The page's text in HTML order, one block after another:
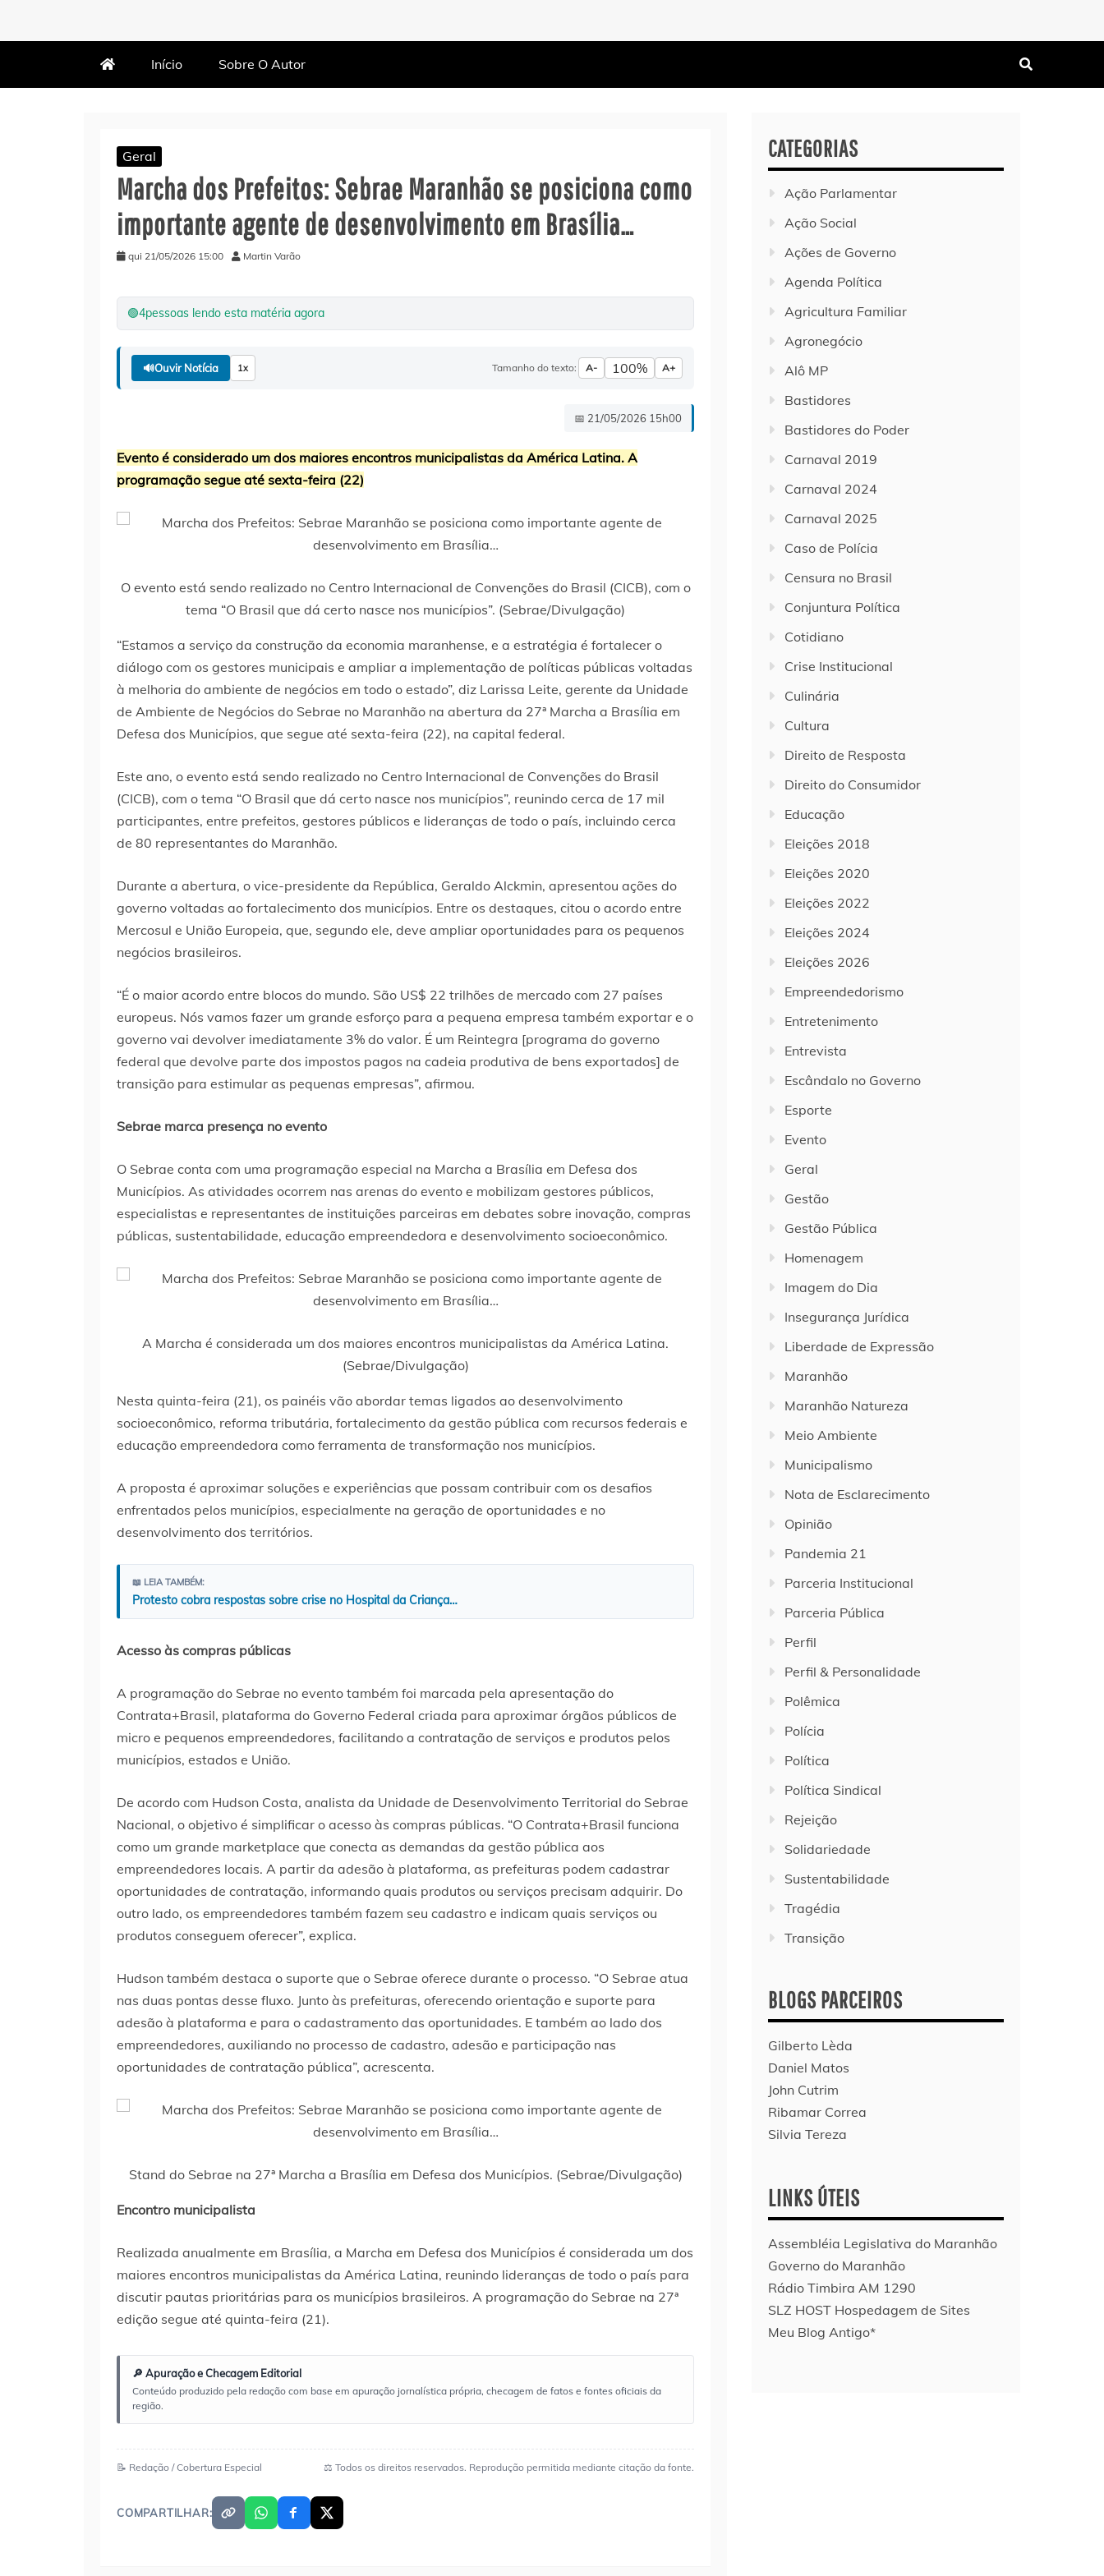
Início Sobre O Autor
Geral
Marcha dos Prefeitos: Sebrae Maranhão se posiciona como
importante agente de desenvolvimento em Brasília…
qui 21/05/2026 15:00 Martin Varão
🟢4pessoas lendo esta matéria agora
🔊Ouvir Notícia 1x Tamanho do texto: A- 100% A+
📅 21/05/2026 15h00
Evento é considerado um dos maiores encontros municipalistas da América Latina. A
programação segue até sexta-feira (22)
O evento está sendo realizado no Centro Internacional de Convenções do Brasil (CICB), com o
tema “O Brasil que dá certo nasce nos municípios”. (Sebrae/Divulgação)
“Estamos a serviço da construção da economia maranhense, e a estratégia é fortalecer o
diálogo com os gestores municipais e ampliar a implementação de políticas públicas voltadas
à melhoria do ambiente de negócios em todo o estado”, diz Larissa Leite, gerente da Unidade
de Ambiente de Negócios do Sebrae no Maranhão na abertura da 27ª Marcha a Brasília em
Defesa dos Municípios, que segue até sexta-feira (22), na capital federal.
Este ano, o evento está sendo realizado no Centro Internacional de Convenções do Brasil
(CICB), com o tema “O Brasil que dá certo nasce nos municípios”, reunindo cerca de 17 mil
participantes, entre prefeitos, gestores públicos e lideranças de todo o país, incluindo cerca
de 80 representantes do Maranhão.
Durante a abertura, o vice-presidente da República, Geraldo Alckmin, apresentou ações do
governo voltadas ao fortalecimento dos municípios. Entre os destaques, citou o acordo entre
Mercosul e União Europeia, que, segundo ele, deve ampliar oportunidades para os pequenos
negócios brasileiros.
“É o maior acordo entre blocos do mundo. São US$ 22 trilhões de mercado com 27 países
europeus. Nós vamos fazer um grande esforço para a pequena empresa também exportar e o
governo vai devolver imediatamente 3% do valor. É um Reintegra [programa do governo
federal que devolve parte dos impostos pagos na cadeia produtiva de bens exportados] de
transição para estimular as pequenas empresas”, afirmou.
Sebrae marca presença no evento
O Sebrae conta com uma programação especial na Marcha a Brasília em Defesa dos
Municípios. As atividades ocorrem nas arenas do evento e mobilizam gestores públicos,
especialistas e representantes de instituições parceiras em debates sobre inovação, compras
públicas, sustentabilidade, educação empreendedora e desenvolvimento socioeconômico.
A Marcha é considerada um dos maiores encontros municipalistas da América Latina.
(Sebrae/Divulgação)
Nesta quinta-feira (21), os painéis vão abordar temas ligados ao desenvolvimento
socioeconômico, reforma tributária, fortalecimento da gestão pública com recursos federais e
educação empreendedora como ferramenta de transformação nos municípios.
A proposta é aproximar soluções e experiências que possam contribuir com os desafios
enfrentados pelos municípios, especialmente na geração de oportunidades e no
desenvolvimento dos territórios.
📖 LEIA TAMBÉM:
Protesto cobra respostas sobre crise no Hospital da Criança…
Acesso às compras públicas
A programação do Sebrae no evento também foi marcada pela apresentação do
Contrata+Brasil, plataforma do Governo Federal criada para aproximar órgãos públicos de
micro e pequenos empreendedores, facilitando a contratação de serviços e produtos pelos
municípios, estados e União.
De acordo com Hudson Costa, analista da Unidade de Desenvolvimento Territorial do Sebrae
Nacional, o objetivo é simplificar o acesso às compras públicas. “O Contrata+Brasil funciona
como um grande marketplace que conecta as demandas da gestão pública aos
empreendedores locais. A partir da adesão à plataforma, as prefeituras podem cadastrar
oportunidades de contratação, informando quais produtos ou serviços precisam adquirir. Do
outro lado, os empreendedores também fazem seu cadastro e indicam quais serviços ou
produtos conseguem oferecer”, explica.
Hudson também destaca o suporte que o Sebrae oferece durante o processo. “O Sebrae atua
nas duas pontas desse fluxo. Junto às prefeituras, oferecendo orientação e suporte para
adesão à plataforma e para o cadastramento das oportunidades. E também ao lado dos
empreendedores, auxiliando no processo de cadastro, adesão e participação nas
oportunidades de contratação pública”, acrescenta.
Stand do Sebrae na 27ª Marcha a Brasília em Defesa dos Municípios. (Sebrae/Divulgação)
Encontro municipalista
Realizada anualmente em Brasília, a Marcha em Defesa dos Municípios é considerada um dos
maiores encontros municipalistas da América Latina, reunindo lideranças de todo o país para
discutir pautas prioritárias para os municípios brasileiros. A programação do Sebrae na 27ª
edição segue até quinta-feira (21).
🔎 Apuração e Checagem Editorial
Conteúdo produzido pela redação com base em apuração jornalística própria, checagem de fatos e fontes oficiais da
região.
📝 Redação / Cobertura Especial ⚖️ Todos os direitos reservados. Reprodução permitida mediante citação da fonte.
COMPARTILHAR:
CATEGORIAS
Ação Parlamentar
Ação Social
Ações de Governo
Agenda Política
Agricultura Familiar
Agronegócio
Alô MP
Bastidores
Bastidores do Poder
Carnaval 2019
Carnaval 2024
Carnaval 2025
Caso de Polícia
Censura no Brasil
Conjuntura Política
Cotidiano
Crise Institucional
Culinária
Cultura
Direito de Resposta
Direito do Consumidor
Educação
Eleições 2018
Eleições 2020
Eleições 2022
Eleições 2024
Eleições 2026
Empreendedorismo
Entretenimento
Entrevista
Escândalo no Governo
Esporte
Evento
Geral
Gestão
Gestão Pública
Homenagem
Imagem do Dia
Insegurança Jurídica
Liberdade de Expressão
Maranhão
Maranhão Natureza
Meio Ambiente
Municipalismo
Nota de Esclarecimento
Opinião
Pandemia 21
Parceria Institucional
Parceria Pública
Perfil
Perfil & Personalidade
Polêmica
Polícia
Política
Política Sindical
Rejeição
Solidariedade
Sustentabilidade
Tragédia
Transição
BLOGS PARCEIROS
Gilberto Lèda
Daniel Matos
John Cutrim
Ribamar Correa
Silvia Tereza
LINKS ÚTEIS
Assembléia Legislativa do Maranhão
Governo do Maranhão
Rádio Timbira AM 1290
SLZ HOST Hospedagem de Sites
Meu Blog Antigo*